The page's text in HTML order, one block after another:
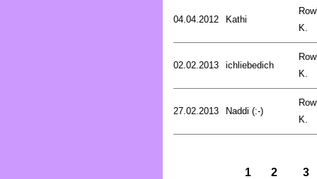
04.04.2012 Kathi
K.
02.02.2013 ichliebedich
K.
27.02.2013 Naddi (:-)
K.
1 2 3